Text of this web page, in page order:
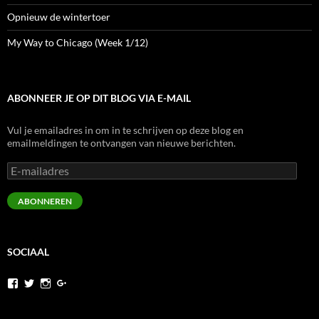
Opnieuw de wintertoer
My Way to Chicago (Week 1/12)
ABONNEER JE OP DIT BLOG VIA E-MAIL
Vul je emailadres in om in te schrijven op deze blog en
emailmeldingen te ontvangen van nieuwe berichten.
E-
mailadres
ABONNEREN
SOCIAAL
BekijkBekijkBekijk